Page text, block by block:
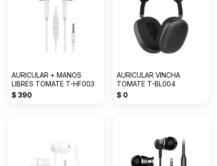
AURICULAR + MANOS
LIBRES TOMATE T-HF003
$ 390
AURICULAR VINCHA
TOMATE T-BL004
$ 0